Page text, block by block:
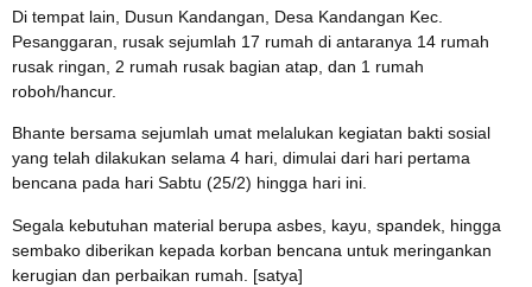
Di tempat lain, Dusun Kandangan, Desa Kandangan Kec.
Pesanggaran, rusak sejumlah 17 rumah di antaranya 14 rumah
rusak ringan, 2 rumah rusak bagian atap, dan 1 rumah
roboh/hancur.
Bhante bersama sejumlah umat melalukan kegiatan bakti sosial
yang telah dilakukan selama 4 hari, dimulai dari hari pertama
bencana pada hari Sabtu (25/2) hingga hari ini.
Segala kebutuhan material berupa asbes, kayu, spandek, hingga
sembako diberikan kepada korban bencana untuk meringankan
kerugian dan perbaikan rumah. [satya]